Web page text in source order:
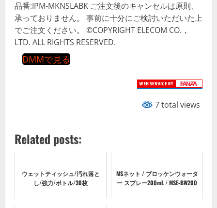
品番:IPM-MKNSLABK ご注文後のキャンセルは原則、
承っておりません。 事前に十分にご検討いただいた上
でご注文ください。 ©COPYRIGHT ELECOM CO.，
LTD. ALL RIGHTS RESERVED.
DMMで見る
7 total views
Related posts:
ウェットティッシュ/汚れ落と
し/強力/ボトル/30枚
MSネット / ブロッケンウォータ
ー スプレー200mL / MSE-BW200